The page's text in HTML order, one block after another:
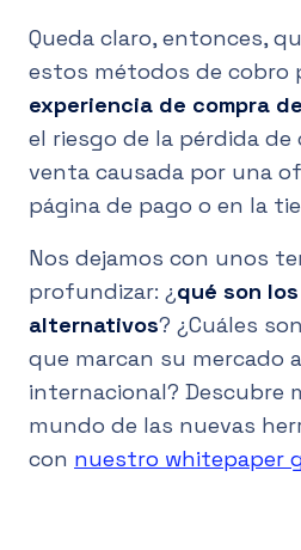
Queda claro, entonces,
estos métodos de cobro
experiencia de compra
el riesgo de la pérdida
venta causada por una
página de pago o en la
Nos dejamos con unos
profundizar: ¿qué son
alternativos? ¿Cuáles
que marcan su mercado
internacional? Descubre
mundo de las nuevas
con nuestro whitepaper